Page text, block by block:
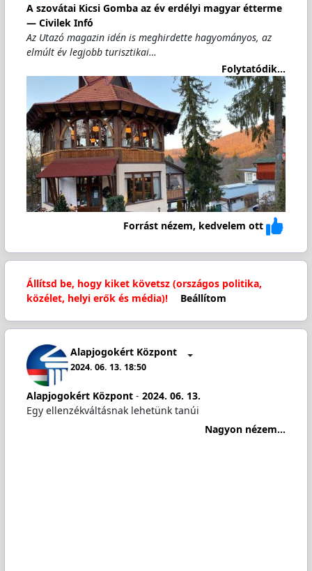
A szovátai Kicsi Gomba az év erdélyi magyar étterme
— Civilek Infó
Az Utazó magazin idén is meghirdette hagyományos, az
elmúlt év legjobb turisztikai…
Folytatódik...
Forrást nézem, kedvelem ott
Állítsd be, hogy kiket követsz (országos politika,
közélet, helyi erők és média)!
Beállítom
Alapjogokért Központ
2024. 06. 13. 18:50
Alapjogokért Központ- 2024. 06. 13.
Egy ellenzékváltásnak lehetünk tanúi
Nagyon nézem...